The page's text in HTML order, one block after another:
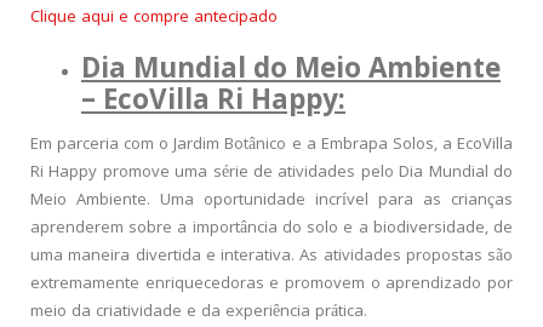
Clique aqui e compre antecipado
Dia Mundial do Meio Ambiente
– EcoVilla Ri Happy:
Em parceria com o Jardim Botânico e a Embrapa Solos, a EcoVilla
Ri Happy promove uma série de atividades pelo Dia Mundial do
Meio Ambiente. Uma oportunidade incrível para as crianças
aprenderem sobre a importância do solo e a biodiversidade, de
uma maneira divertida e interativa. As atividades propostas são
extremamente enriquecedoras e promovem o aprendizado por
meio da criatividade e da experiência prática.